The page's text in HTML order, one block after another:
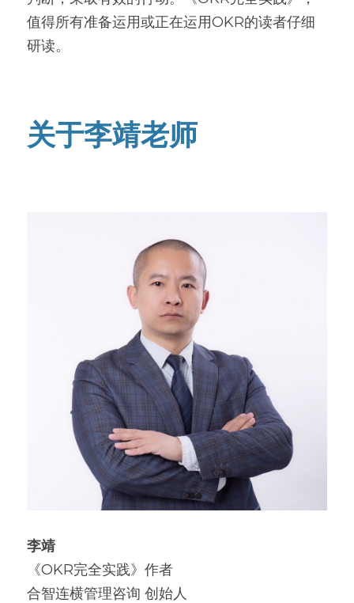
值得所有准备运用或正在运用OKR的读者仔细
研读。
关于李靖老师
李靖
《OKR完全实践》作者
合智连横管理咨询 创始人